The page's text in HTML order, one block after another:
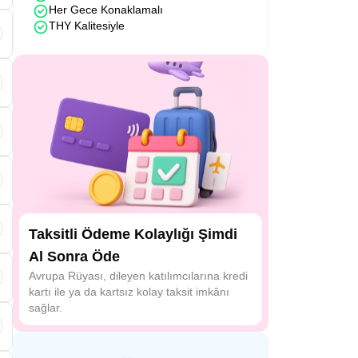
Her Gece Konaklamalı
THY Kalitesiyle
Taksitli Ödeme Kolaylığı Şimdi
Al Sonra Öde
Avrupa Rüyası, dileyen katılımcılarına kredi
kartı ile ya da kartsız kolay taksit imkânı
sağlar.